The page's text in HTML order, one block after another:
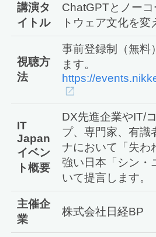
講演タ
イトル
ChatGPTとノー
トウェア文化を変
視聴方
法
事前登録制（無料
ます。
https://
IT
Japan
イベン
ト概要
DX先進企業やIT/
プ、専門家、有識
ナにおいて「失わ
強い日本「シン・
いて提言します。
主催企
業
株式会社日経BP